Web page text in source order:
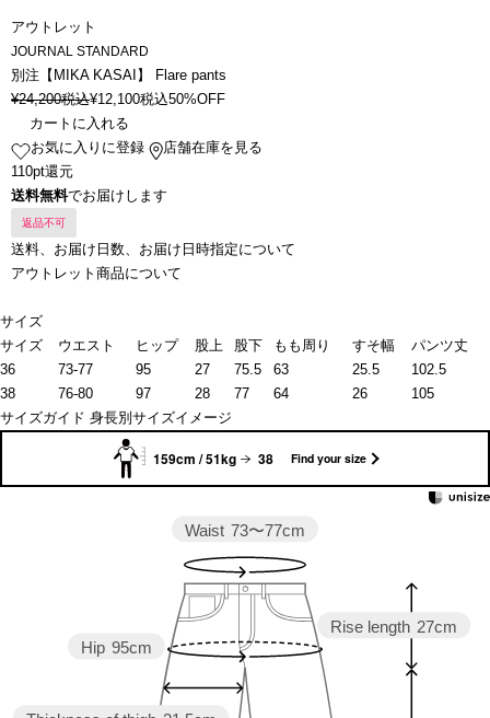
アウトレット
JOURNAL STANDARD
別注【MIKA KASAI】 Flare pants
¥24,200税込¥12,100税込50%OFF
カートに入れる
お気に入りに登録
店舗在庫を見る
110pt還元
送料無料でお届けします
返品不可
送料、お届け日数、お届け日時指定について
アウトレット商品について
サイズ
サイズ
ウエスト ヒップ 股上 股下 もも周り すそ幅
パンツ丈
36
73-77 95 27 75.5 63 25.5
102.5
38
76-80 97 28 77 64 26
105
サイズガイド 身長別サイズイメージ
159cm / 51kg 38 Find your size
Rise length 27cm
Hip 95cm
Waist 73〜77cm